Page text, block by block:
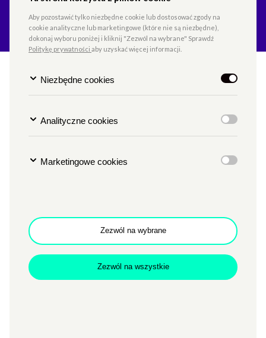
ALEJA PRAW KOBIET /
„Posełki. Osiem pierwszych
Poznańskie) – spotkanie z
MIEJSCESALA WIELKA
Godzina
g. 18
Cena5
prowadzenie: Agnieszka Jankowiak-Maik
Aby pozostawić tylko niezbędne cookie lub dostosować zgody na
cookie analityczne lub marketingowe (które nie są niezbędne),
dokonaj wyboru poniżej i kliknij "Zezwól na wybrane" Sprawdź
Politykę prywatności aby uzyskać więcej informacji.
Niezbędne cookies
Analityczne cookies
Marketingowe cookies
Zezwól na wybrane
Zezwól na wszystkie